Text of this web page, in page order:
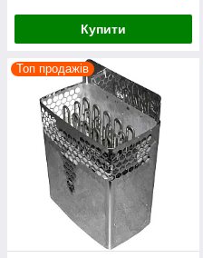
Купити
Топ продажів